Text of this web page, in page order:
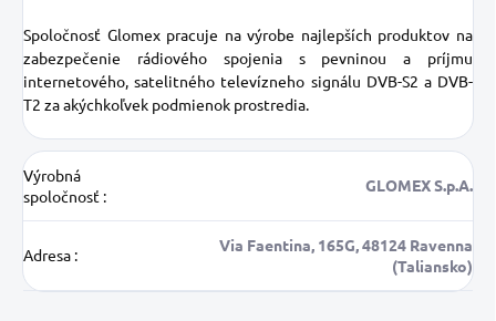
Spoločnosť Glomex pracuje na výrobe najlepších produktov na
zabezpečenie rádiového spojenia s pevninou a príjmu
internetového, satelitného televízneho signálu DVB-S2 a DVB-
T2 za akýchkoľvek podmienok prostredia.
Výrobná
spoločnosť :
GLOMEX S.p.A.
Adresa :
Via Faentina, 165G, 48124 Ravenna
(Taliansko)